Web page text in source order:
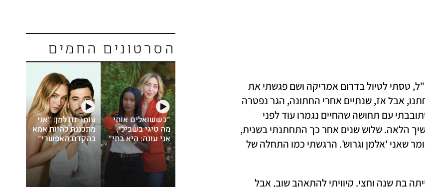
הסרטונים החמים
"כששואלים אותי
מה טיגי בשבילי,
אני עונה: היא בתי"
עומר נודלמן: "אני
מתכננת להיות אמא
בהקדם האפשרי"